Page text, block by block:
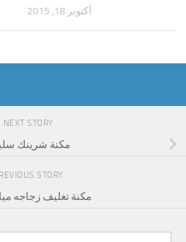
أكتوبر 18, 2015
NEXT STORY
مكنة شرينك
STORY
مكنة تغليف زجاجه